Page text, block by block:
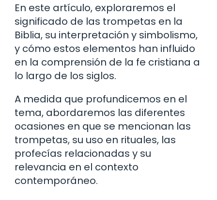
En este artículo, exploraremos el
significado de las trompetas en la
Biblia, su interpretación y simbolismo,
y cómo estos elementos han influido
en la comprensión de la fe cristiana a
lo largo de los siglos.
A medida que profundicemos en el
tema, abordaremos las diferentes
ocasiones en que se mencionan las
trompetas, su uso en rituales, las
profecías relacionadas y su
relevancia en el contexto
contemporáneo.